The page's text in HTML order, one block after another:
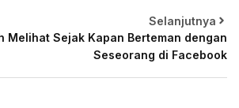
Selanjutnya
Melihat Sejak Kapan Berteman dengan
Seseorang di Facebook